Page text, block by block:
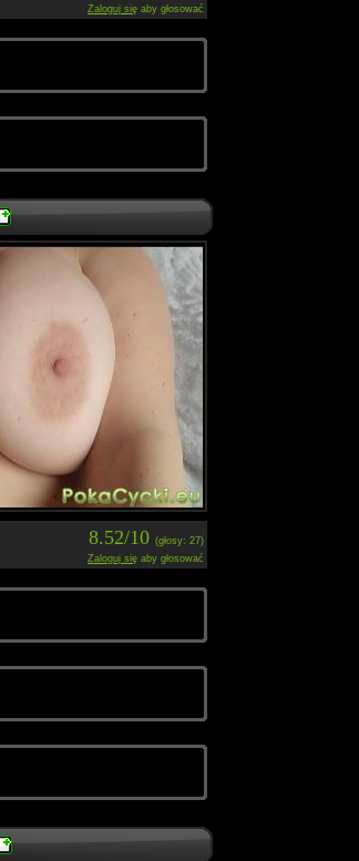
Zaloguj się aby głosować
8.52/10 (głosy: 27)
Zaloguj się aby głosować